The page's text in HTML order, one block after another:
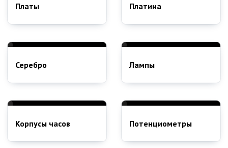
Платы Платина
Серебро Лампы
Корпусы часов Потенциометры